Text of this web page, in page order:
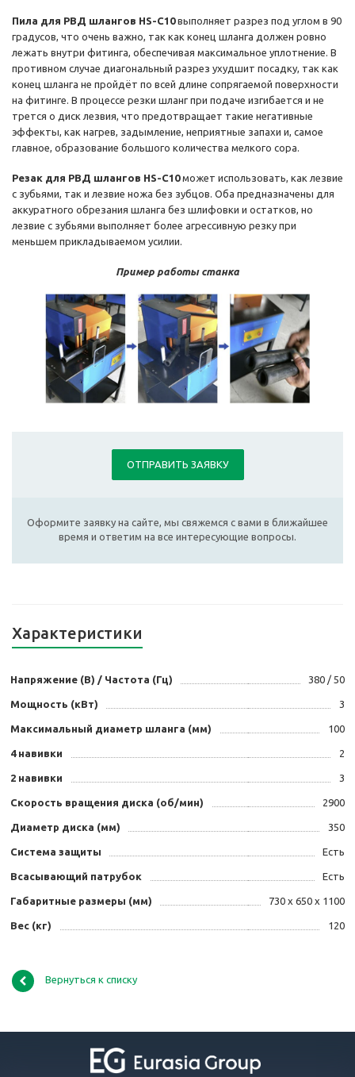
Пила для РВД шлангов HS-C10выполняет разрез под углом в 90
градусов, что очень важно, так как конец шланга должен ровно
лежать внутри фитинга, обеспечивая максимальное уплотнение. В
противном случае диагональный разрез ухудшит посадку, так как
конец шланга не пройдёт по всей длине сопрягаемой поверхности
на фитинге. В процессе резки шланг при подаче изгибается и не
трется о диск лезвия, что предотвращает такие негативные
эффекты, как нагрев, задымление, неприятные запахи и, самое
главное, образование большого количества мелкого сора.
Резак для РВД шлангов HS-C10может использовать, как лезвие
с зубьями, так и лезвие ножа без зубцов. Оба предназначены для
аккуратного обрезания шланга без шлифовки и остатков, но
лезвие с зубьями выполняет более агрессивную резку при
меньшем прикладываемом усилии.
Пример работы станка
ОТПРАВИТЬ ЗАЯВКУ
Оформите заявку на сайте, мы свяжемся с вами в ближайшее
время и ответим на все интересующие вопросы.
Характеристики
Напряжение (В) / Частота (Гц) 380 / 50
Мощность (кВт) 3
Максимальный диаметр шланга (мм) 100
4 навивки 2
2 навивки 3
Скорость вращения диска (об/мин) 2900
Диаметр диска (мм) 350
Система защиты Есть
Всасывающий патрубок Есть
Габаритные размеры (мм) 730 x 650 x 1100
Вес (кг) 120
Вернуться к списку